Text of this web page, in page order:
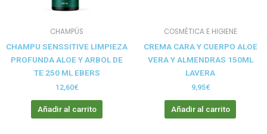
CHAMPÚS
CHAMPU SENSSITIVE LIMPIEZA
PROFUNDA ALOE Y ARBOL DE
TE 250 ML EBERS
12,60€
Añadir al carrito
COSMÉTICA E HIGIENE
CREMA CARA Y CUERPO ALOE
VERA Y ALMENDRAS 150ML
LAVERA
9,95€
Añadir al carrito